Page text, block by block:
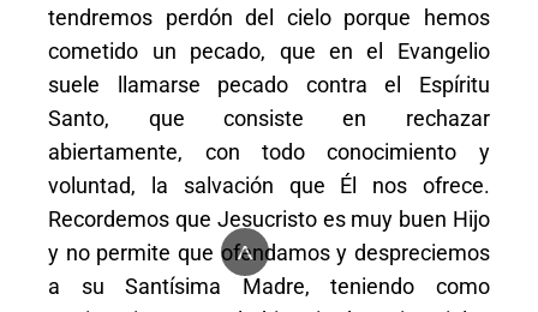
tendremos perdón del cielo porque hemos
cometido un pecado, que en el Evangelio
suele llamarse pecado contra el Espíritu
Santo, que consiste en rechazar
abiertamente, con todo conocimiento y
voluntad, la salvación que Él nos ofrece.
Recordemos que Jesucristo es muy buen Hijo
y no permite que ofendamos y despreciemos
a su Santísima Madre, teniendo como
^